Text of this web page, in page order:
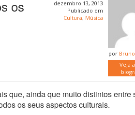
os
por
Veja
dezembro 13, 2013
Publicado em
Cultura, Música
que, ainda que muito distintos entre
os seus aspectos culturais.